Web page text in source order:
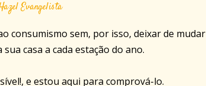
Evangelista
consumismo sem, por isso, deixar de mudar
sua casa a cada estação do ano.
e estou aqui para comprová-lo.